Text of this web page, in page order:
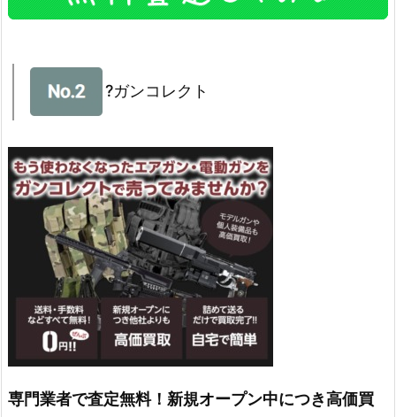
?ガンコレクト
専門業者で査定無料！新規オープン中につき高価買